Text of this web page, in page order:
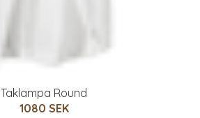
Taklampa Round
1080 SEK